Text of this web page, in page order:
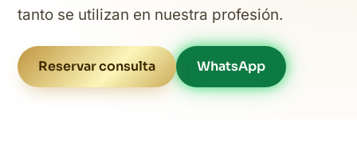
tanto se utilizan en nuestra profesión.
Reservar consulta WhatsApp